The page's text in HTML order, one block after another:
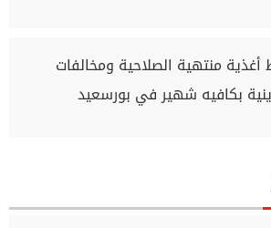
منتهية الصلاحية ومخالفات
بكافيه شهير في بورسعيد